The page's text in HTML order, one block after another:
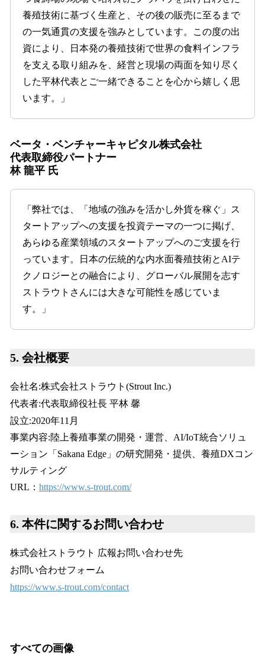
養殖技術に基づく生産と、その後の販売に至るまで
の一気通貫の支援を強みとしています。この度の出
資により、日本発の養殖技術で世界の食料インフラ
を支える取り組みを、経営と現場の両面を知り尽く
した平林代表とご一緒できることを心から嬉しく思
います。」
ベータ・ベンチャーキャピタル株式会社
代表取締役パートナー
林 龍平 氏
「弊社では、「地域の強みを活かし外貨を稼ぐ」ス
タートアップへの支援を投資テーマの一つに掲げ、
あらゆる産業領域のスタートアップへのご支援を行
っています。日本の伝統的な内水面養殖技術とAIテ
クノロジーとの融合により、グローバル展開を志す
ストラウトさんには大きな可能性を感じていま
す。」
5. 会社概要
会社名:株式会社ストラウト(Strout Inc.)
代表者:代表取締役社長 平林 馨
設立:2020年11月
事業内容:陸上養殖事業の開発・運営、AI/IoT統合ソリュ
ーション「Sakana Edge」の研究開発・提供、養殖DXコン
サルティング
URL： https://www.s-trout.com/
6. 本件に関するお問い合わせ
株式会社ストラウト 広報お問い合わせ先
お問い合わせフォーム
https://www.s-trout.com/contact
すべての画像